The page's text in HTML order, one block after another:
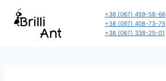
Перейти
+38 (067) 459-58-66
+38 (097) 408-73-75
+38 (067) 338-25-01